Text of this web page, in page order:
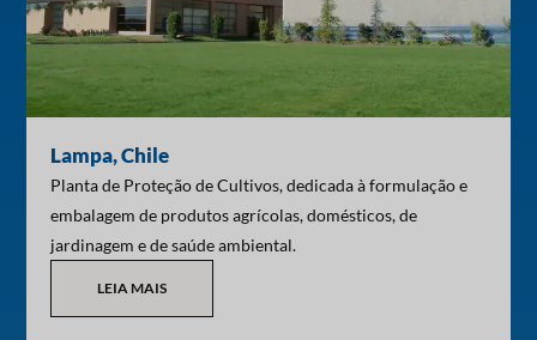
Lampa, Chile
Planta de Proteção de Cultivos, dedicada à formulação e
embalagem de produtos agrícolas, domésticos, de
jardinagem e de saúde ambiental.
LEIA MAIS